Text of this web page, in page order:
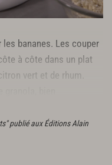
les bananes. Les couper
à côte dans un plat
vert et de rhum.
publié aux Éditions Alain